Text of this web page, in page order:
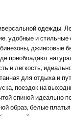
одежды.
удобные и
преобладают
и легкость,
для отдыха и
поездок на
спиной идеально
образ, белые